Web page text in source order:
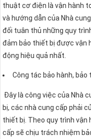
thuật cơ điện là vận hành
và hướng dẫn của Nhà
đối tuân thủ những quy
đảm bảo thiết bị được vận
động hiệu quả nhất.
Công tác bảo hành, bảo
Đây là công việc của Nhà
bị, các nhà cung cấp phải
thiết bị. Theo quy trình vận
cấp sẽ chịu trách nhiệm